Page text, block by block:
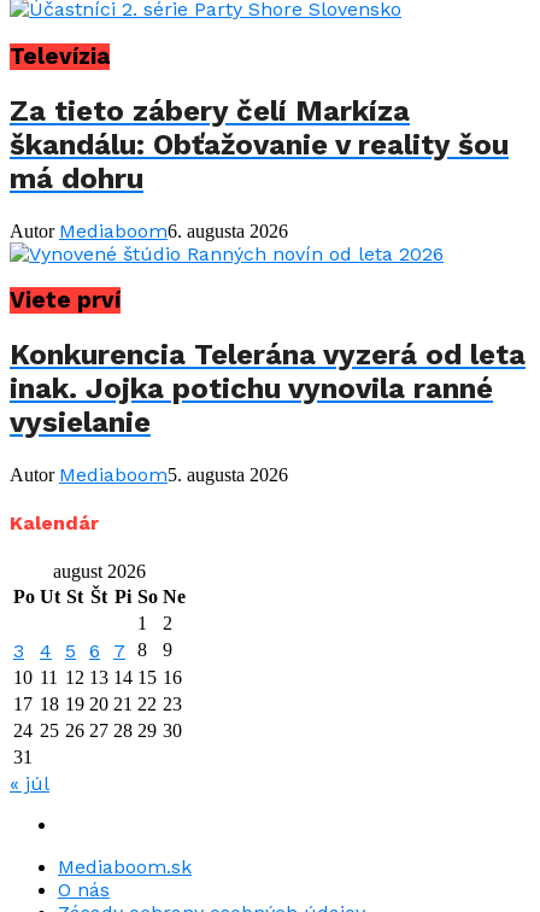
Televízia
Za tieto zábery čelí Markíza
škandálu: Obťažovanie v reality šou
má dohru
Autor Mediaboom6. augusta 2026
Viete prví
Konkurencia Telerána vyzerá od leta
inak. Jojka potichu vynovila ranné
vysielanie
Autor Mediaboom5. augusta 2026
Kalendár
august 2026
Po Ut St Št Pi So Ne
1
2
3 4 5 6 7 8
9
10 11 12 13 14 15 16
17 18 19 20 21 22 23
24 25 26 27 28 29 30
31
« júl
Mediaboom.sk
O nás